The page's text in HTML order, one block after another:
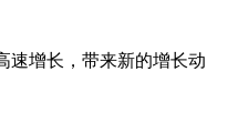
速增长，带来新的增长动